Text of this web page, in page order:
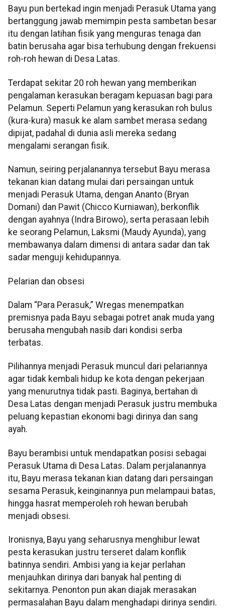
Bayu pun bertekad ingin menjadi Perasuk Utama yang
bertanggung jawab memimpin pesta sambetan besar
itu dengan latihan fisik yang menguras tenaga dan
batin berusaha agar bisa terhubung dengan frekuensi
roh-roh hewan di Desa Latas.
Terdapat sekitar 20 roh hewan yang memberikan
pengalaman kerasukan beragam kepuasan bagi para
Pelamun. Seperti Pelamun yang kerasukan roh bulus
(kura-kura) masuk ke alam sambet merasa sedang
dipijat, padahal di dunia asli mereka sedang
mengalami serangan fisik.
Namun, seiring perjalanannya tersebut Bayu merasa
tekanan kian datang mulai dari persaingan untuk
menjadi Perasuk Utama, dengan Ananto (Bryan
Domani) dan Pawit (Chicco Kurniawan), berkonflik
dengan ayahnya (Indra Birowo), serta perasaan lebih
ke seorang Pelamun, Laksmi (Maudy Ayunda), yang
membawanya dalam dimensi di antara sadar dan tak
sadar menguji kehidupannya.
Pelarian dan obsesi
Dalam “Para Perasuk,” Wregas menempatkan
premisnya pada Bayu sebagai potret anak muda yang
berusaha mengubah nasib dari kondisi serba
terbatas.
Pilihannya menjadi Perasuk muncul dari pelariannya
agar tidak kembali hidup ke kota dengan pekerjaan
yang menurutnya tidak pasti. Baginya, bertahan di
Desa Latas dengan menjadi Perasuk justru membuka
peluang kepastian ekonomi bagi dirinya dan sang
ayah.
Bayu berambisi untuk mendapatkan posisi sebagai
Perasuk Utama di Desa Latas. Dalam perjalanannya
itu, Bayu merasa tekanan kian datang dari persaingan
sesama Perasuk, keinginannya pun melampaui batas,
hingga hasrat memperoleh roh hewan berubah
menjadi obsesi.
Ironisnya, Bayu yang seharusnya menghibur lewat
pesta kerasukan justru terseret dalam konflik
batinnya sendiri. Ambisi yang ia kejar perlahan
menjauhkan dirinya dari banyak hal penting di
sekitarnya. Penonton pun akan diajak merasakan
permasalahan Bayu dalam menghadapi dirinya sendiri.